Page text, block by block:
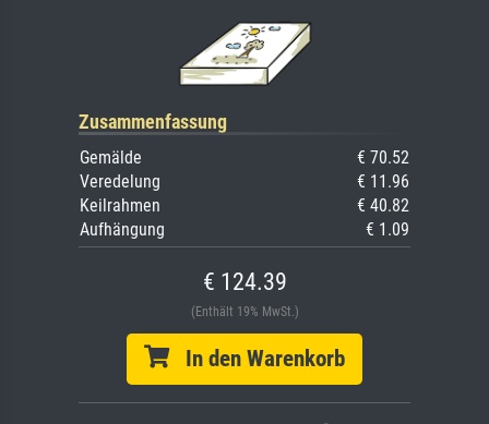
Zusammenfassung
Gemälde
€ 70.52
Veredelung
€ 11.96
Keilrahmen
€ 40.82
Aufhängung
€ 1.09
€ 124.39
(Enthält 19% MwSt.)
In den Warenkorb